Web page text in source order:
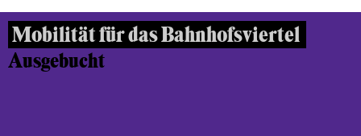
Mobilität für das Bahnhofsviertel
Ausgebucht